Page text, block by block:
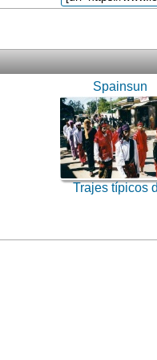
Spainsun
Trajes típicos